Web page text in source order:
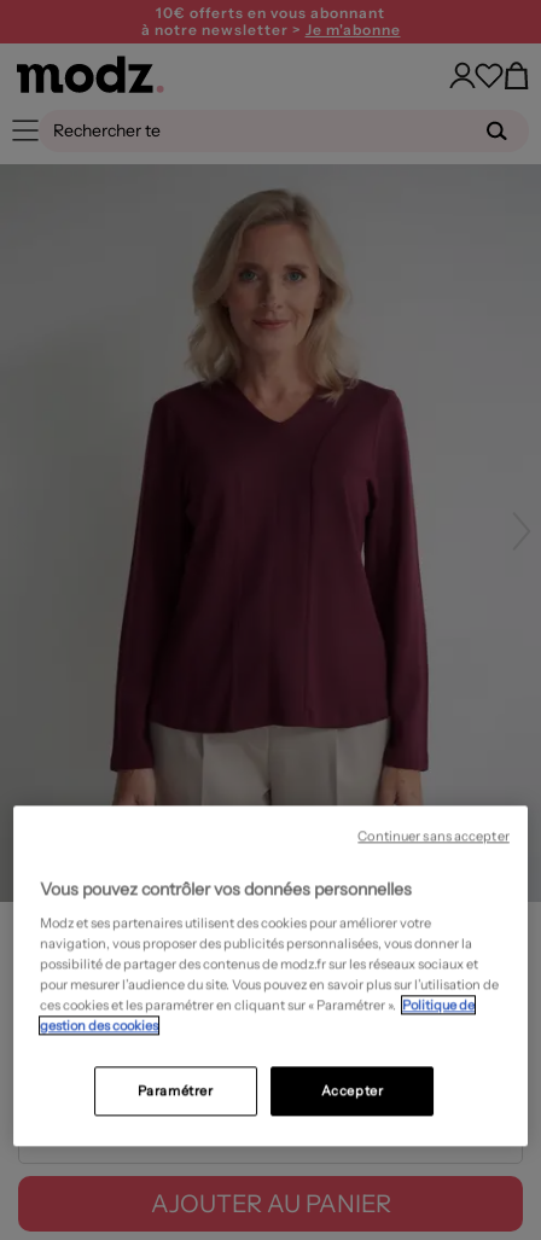
10€ offerts en vous abonnant
à notre newsletter > Je m'abonne
MERI & ESCA
Pull - Coupe cintrée- Outlet
27,50€
Prix boutique : 55,00€
Guide des tailles
AJOUTER AU PANIER
Vous pouvez contrôler vos données personnelles
Modz et ses partenaires utilisent des cookies pour améliorer votre
navigation, vous proposer des publicités personnalisées, vous donner la
possibilité de partager des contenus de modz.fr sur les réseaux sociaux et
pour mesurer l’audience du site. Vous pouvez en savoir plus sur l’utilisation de
ces cookies et les paramétrer en cliquant sur « Paramétrer ». Politique de
gestion des cookies
Accepter
Paramétrer
Continuer sans accepter